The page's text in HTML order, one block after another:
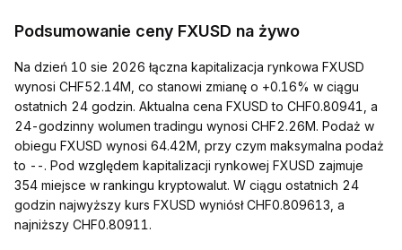
Podsumowanie ceny FXUSD na żywo
Na dzień 10 sie 2026 łączna kapitalizacja rynkowa FXUSD
wynosi CHF52.14M, co stanowi zmianę o +0.16% w ciągu
ostatnich 24 godzin. Aktualna cena FXUSD to CHF0.80941, a
24-godzinny wolumen tradingu wynosi CHF2.26M. Podaż w
obiegu FXUSD wynosi 64.42M, przy czym maksymalna podaż
to --. Pod względem kapitalizacji rynkowej FXUSD zajmuje
354 miejsce w rankingu kryptowalut. W ciągu ostatnich 24
godzin najwyższy kurs FXUSD wyniósł CHF0.809613, a
najniższy CHF0.80911.